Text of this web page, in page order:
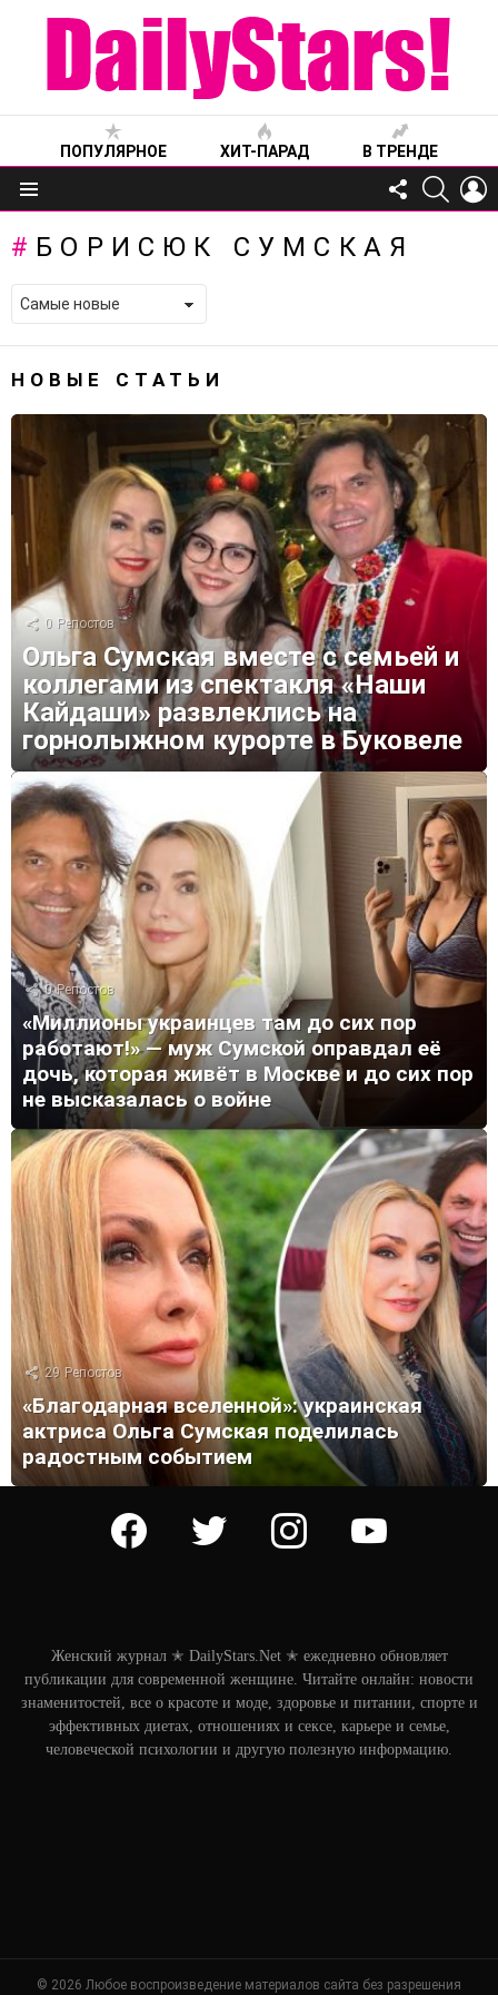
ПОПУЛЯРНОЕ ХИТ-ПАРАД В ТРЕНДЕ
Меню
FOLLOW
US
БОРИСЮК СУМСКАЯ
НОВЫЕ СТАТЬИ
0 Репостов
Ольга Сумская вместе с семьей и
коллегами из спектакля «Наши
Кайдаши» развлеклись на
горнолыжном курорте в Буковеле
0 Репостов
«Миллионы украинцев там до сих пор
работают!» — муж Сумской оправдал её
дочь, которая живёт в Москве и до сих пор
не высказалась о войне
29 Репостов
«Благодарная вселенной»: украинская
актриса Ольга Сумская поделилась
радостным событием
facebook twitter instagram youtube
Женский журнал ✭ DailyStars.Net ✭ ежедневно обновляет
публикации для современной женщине. Читайте онлайн: новости
знаменитостей, все о красоте и моде, здоровье и питании, спорте и
эффективных диетах, отношениях и сексе, карьере и семье,
человеческой психологии и другую полезную информацию.
© 2026 Любое воспроизведение материалов сайта без разрешения